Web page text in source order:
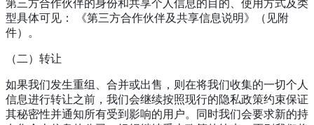
第三方合作伙伴的身份和共享个人信息的目的、使用方式及类
型具体可见： 《第三方合作伙伴及共享信息说明》（见附
件）。
（二）转让
如果我们发生重组、合并或出售，则在将我们收集的一切个人
信息进行转让之前，我们会继续按照现行的隐私政策约束保证
其秘密性并通知所有受到影响的用户。同时我们会要求新的持